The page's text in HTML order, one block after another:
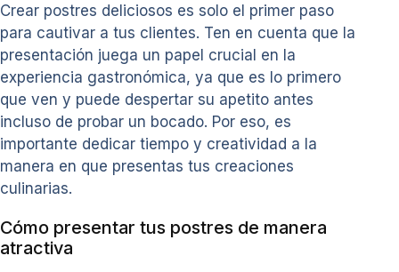
Crear postres deliciosos es solo el primer paso
para cautivar a tus clientes. Ten en cuenta que la
presentación juega un papel crucial en la
experiencia gastronómica, ya que es lo primero
que ven y puede despertar su apetito antes
incluso de probar un bocado. Por eso, es
importante dedicar tiempo y creatividad a la
manera en que presentas tus creaciones
culinarias.
Cómo presentar tus postres de manera
atractiva